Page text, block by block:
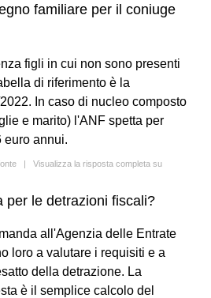
familiare per il coniuge
figli in cui non sono presenti
di riferimento è la
In caso di nucleo composto
e marito) l'ANF spetta per
euro annui.
| Visualizza la risposta completa su
per le detrazioni fiscali?
all'Agenzia delle Entrate
loro a valutare i requisiti e a
della detrazione. La
è il semplice calcolo del